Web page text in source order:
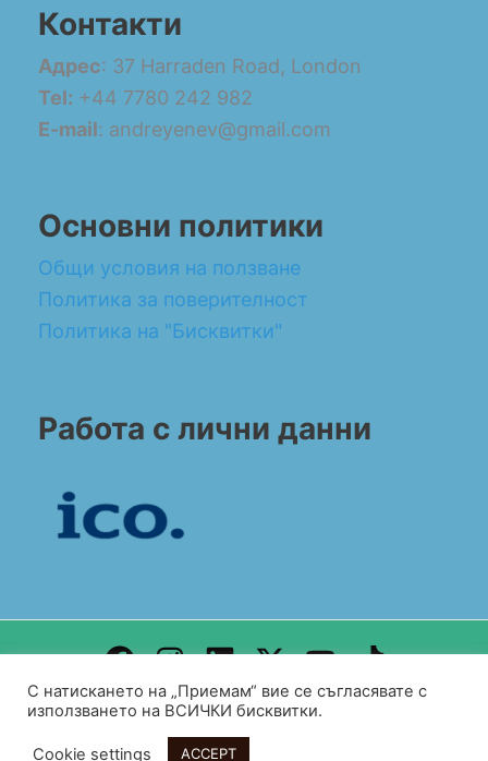
Контакти
Адрес: 37 Harraden Road, London
Tel: +44 7780 242 982
E-mail: andreyenev@gmail.com
Основни политики
Общи условия на ползване
Политика за поверителност
Политика на "Бисквитки"
Работа с лични данни
Design by WEB DEV FOR ALL
Copyright© 2026 BG CONSULT UK
С натискането на „Приемам“ вие се съгласявате с
използването на ВСИЧКИ бисквитки.
Cookie settings ACCEPT